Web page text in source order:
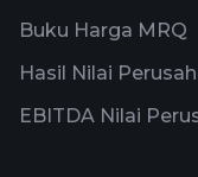
Buku Harga MRQ
Hasil Nilai
EBITDA Nilai